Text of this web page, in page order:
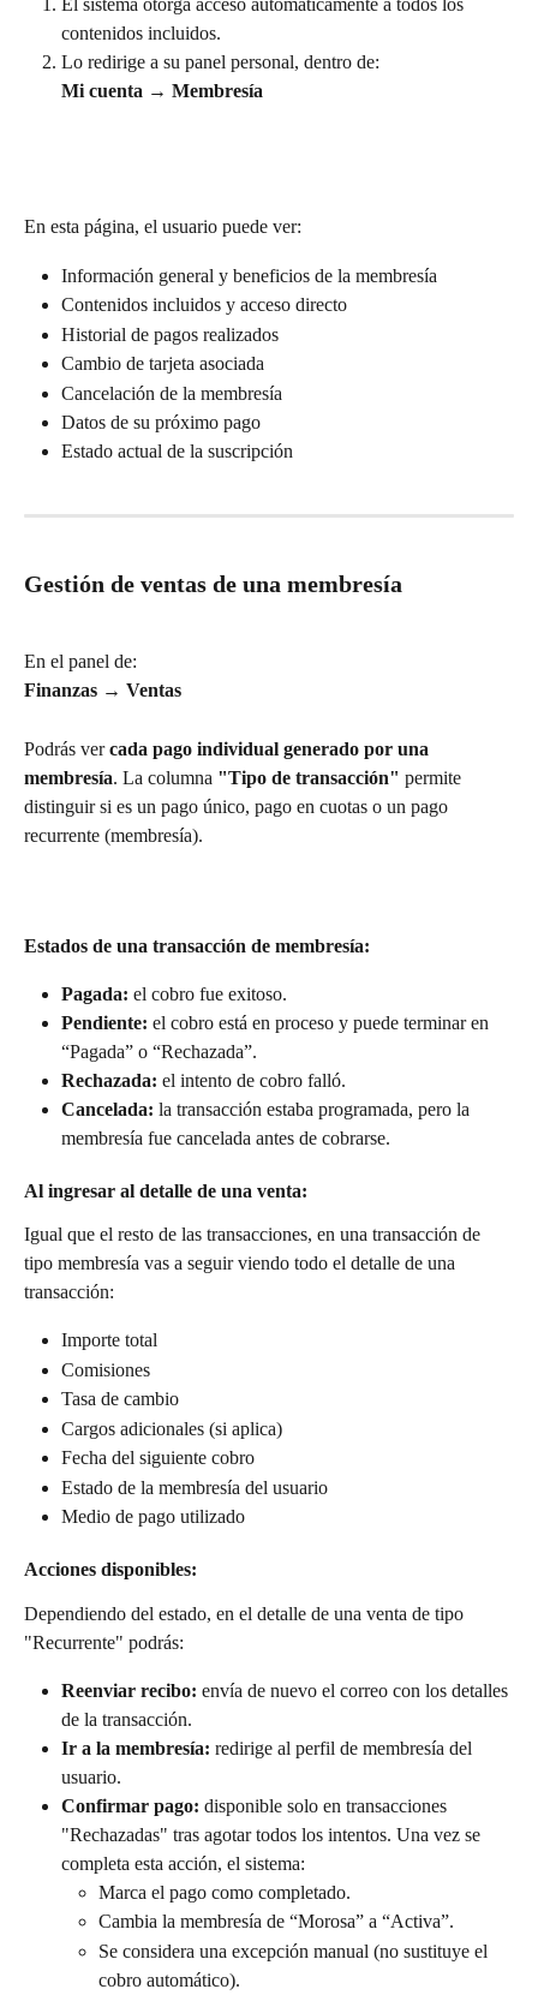
El sistema otorga acceso automáticamente a todos los
contenidos incluidos.
Lo redirige a su panel personal, dentro de:
Mi cuenta → Membresía
En esta página, el usuario puede ver:
Información general y beneficios de la membresía
Contenidos incluidos y acceso directo
Historial de pagos realizados
Cambio de tarjeta asociada
Cancelación de la membresía
Datos de su próximo pago
Estado actual de la suscripción
Gestión de ventas de una membresía
En el panel de:
Finanzas → Ventas
Podrás ver cada pago individual generado por una
membresía. La columna "Tipo de transacción" permite
distinguir si es un pago único, pago en cuotas o un pago
recurrente (membresía).
Estados de una transacción de membresía:
Pagada: el cobro fue exitoso.
Pendiente: el cobro está en proceso y puede terminar en
“Pagada” o “Rechazada”.
Rechazada: el intento de cobro falló.
Cancelada: la transacción estaba programada, pero la
membresía fue cancelada antes de cobrarse.
Al ingresar al detalle de una venta:
Igual que el resto de las transacciones, en una transacción de
tipo membresía vas a seguir viendo todo el detalle de una
transacción:
Importe total
Comisiones
Tasa de cambio
Cargos adicionales (si aplica)
Fecha del siguiente cobro
Estado de la membresía del usuario
Medio de pago utilizado
Acciones disponibles:
Dependiendo del estado, en el detalle de una venta de tipo
"Recurrente" podrás:
Reenviar recibo: envía de nuevo el correo con los detalles
de la transacción.
Ir a la membresía: redirige al perfil de membresía del
usuario.
Confirmar pago: disponible solo en transacciones
"Rechazadas" tras agotar todos los intentos. Una vez se
completa esta acción, el sistema:
Marca el pago como completado.
Cambia la membresía de “Morosa” a “Activa”.
Se considera una excepción manual (no sustituye el
cobro automático).